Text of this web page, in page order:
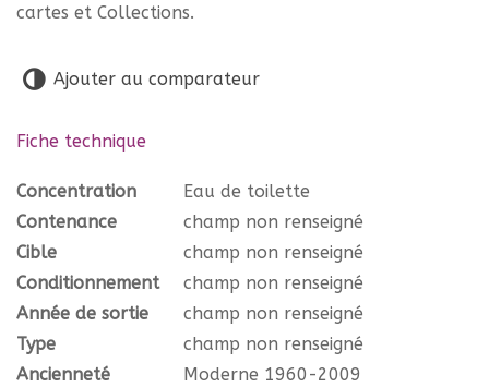
cartes et Collections.
Ajouter au comparateur
Fiche technique
Concentration
Eau de toilette
Contenance
champ non renseigné
Cible
champ non renseigné
Conditionnement
champ non renseigné
Année de sortie
champ non renseigné
Type
champ non renseigné
Ancienneté
Moderne 1960-2009